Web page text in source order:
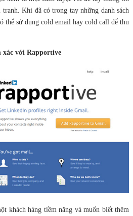
Khi đã có trong tay những danh sách
thể sử dụng cold email hay cold call để thu
với Rapportive
khách hàng tiềm năng và muốn biết thêm